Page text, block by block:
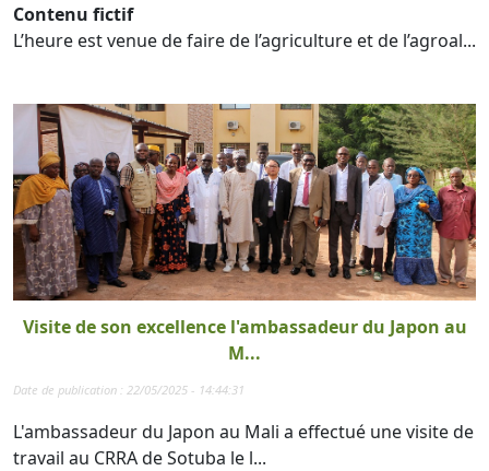
Contenu fictif
L’heure est venue de faire de l’agriculture et de l’agroal...
Visite de son excellence l'ambassadeur du Japon au
M...
Date de publication : 22/05/2025 - 14:44:31
L'ambassadeur du Japon au Mali a effectué une visite de
travail au CRRA de Sotuba le l...